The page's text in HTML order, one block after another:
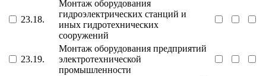
23.18.
Монтаж оборудования
гидроэлектрических станций и
иных гидротехнических
сооружений
23.19.
Монтаж оборудования предприятий
электротехнической
промышленности